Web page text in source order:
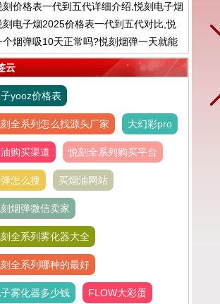
看真假
刻价格表一代到五代详细介绍,悦刻电子烟
代价格和参数
刻电子烟2025价格表一代到五代对比,悦
电子烟三代价格和参数
个烟弹吸10天正常吗?悦刻烟弹一天就能
完吗
云
yooz价格表
全系列怎么找源头厂家 大幻彩pro
购买渠道 悦刻全系列购买平台
怎么搜 买烟油网站
烟弹微信卖家
全系列雾化器大全
全系列哪种的最好
雾化器多少钱 FLOW大彩蛋